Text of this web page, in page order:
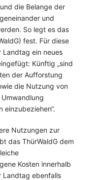
die Belange der
und
So legt es das
fest. Für diese
ein neues
Künftig „sind
der Aufforstung
die Nutzung von
einzubeziehen“.
Nutzungen zur
das ThürWaldG dem
Kosten innerhalb
Landtag ebenfalls